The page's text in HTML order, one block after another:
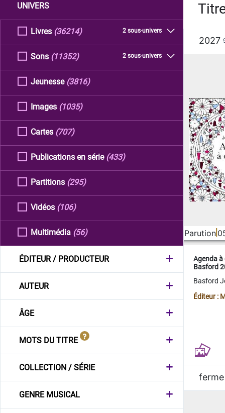
UNIVERS
Livres 2 sous-univers
(36214)
Sons 2 sous-univers
(11352)
Jeunesse (3816)
Images (1035)
Cartes (707)
Publications en série (433)
Partitions (295)
Vidéos (106)
Multimédia (56)
ÉDITEUR / PRODUCTEUR
AUTEUR
ÂGE
MOTS DU TITRE
COLLECTION / SÉRIE
GENRE MUSICAL
2027
Parution
Agenda
Basford
Basford
Éditeur :
ferme